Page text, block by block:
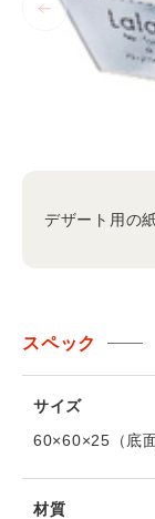
デザート用の
スペック
サイズ
60×60×25（底
材質